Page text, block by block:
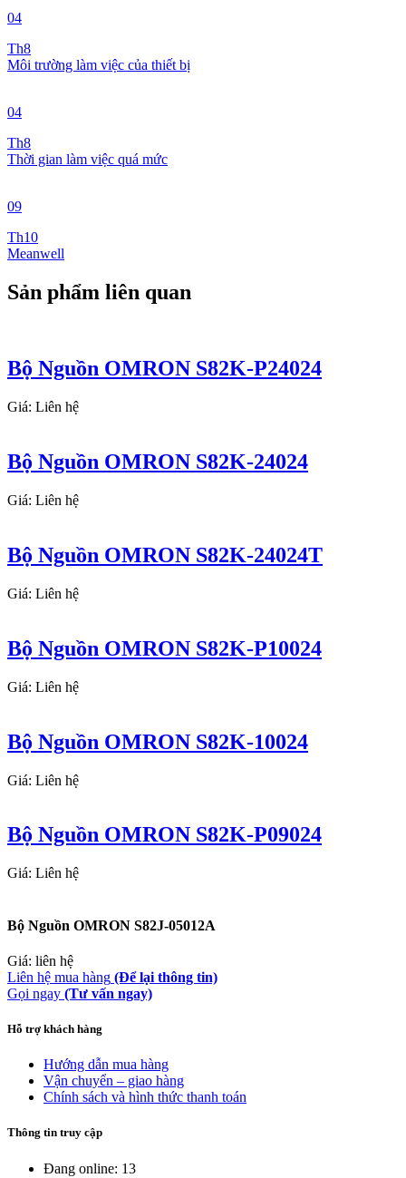
04
Th8
Môi trường làm việc của thiết bị
04
Th8
Thời gian làm việc quá mức
09
Th10
Meanwell
Sản phẩm liên quan
Bộ Nguồn OMRON S82K-P24024
Giá: Liên hệ
Bộ Nguồn OMRON S82K-24024
Giá: Liên hệ
Bộ Nguồn OMRON S82K-24024T
Giá: Liên hệ
Bộ Nguồn OMRON S82K-P10024
Giá: Liên hệ
Bộ Nguồn OMRON S82K-10024
Giá: Liên hệ
Bộ Nguồn OMRON S82K-P09024
Giá: Liên hệ
Bộ Nguồn OMRON S82J-05012A
Giá: liên hệ
Liên hệ mua hàng (Để lại thông tin)
Gọi ngay (Tư vấn ngay)
Hỗ trợ khách hàng
Hướng dẫn mua hàng
Vận chuyển – giao hàng
Chính sách và hình thức thanh toán
Thông tin truy cập
Đang online: 13